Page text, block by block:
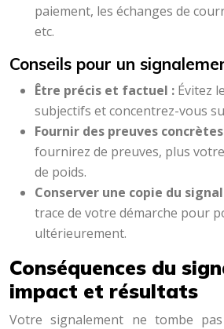
paiement, les échanges de
etc.
Conseils pour un
Être précis et factuel : Évitez
subjectifs et concentrez-vous
Fournir des preuves
fournirez de preuves, plus
de poids.
Conserver une copie du
trace de votre démarche pour
ultérieurement.
Conséquences du
impact et résultats
Votre signalement ne tombe pas